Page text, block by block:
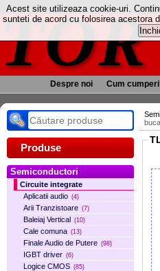
TOR
Despre noi Cum
Produse
Semiconductori
Circuite integrate
Aplicatii audio (4)
Arii Tranzistoare (7)
Baleiaj Vertical (10)
Cale comuna (13)
Finale Audio de Putere (98)
IGBT driver (6)
Logice CMOS (85)
Acest site utilizeaza cookie-uri.
sunteti de acord cu folosirea acestora